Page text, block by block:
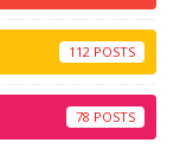
112
78